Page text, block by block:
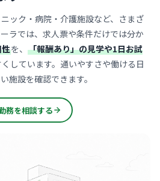
ック・病院・介護施設など、さまざ
ラでは、求人票や条件だけでは分か
を、 「報酬あり」の見学や1日お試
しています。通いやすさや働ける日
施設を確認できます。
務を相談する